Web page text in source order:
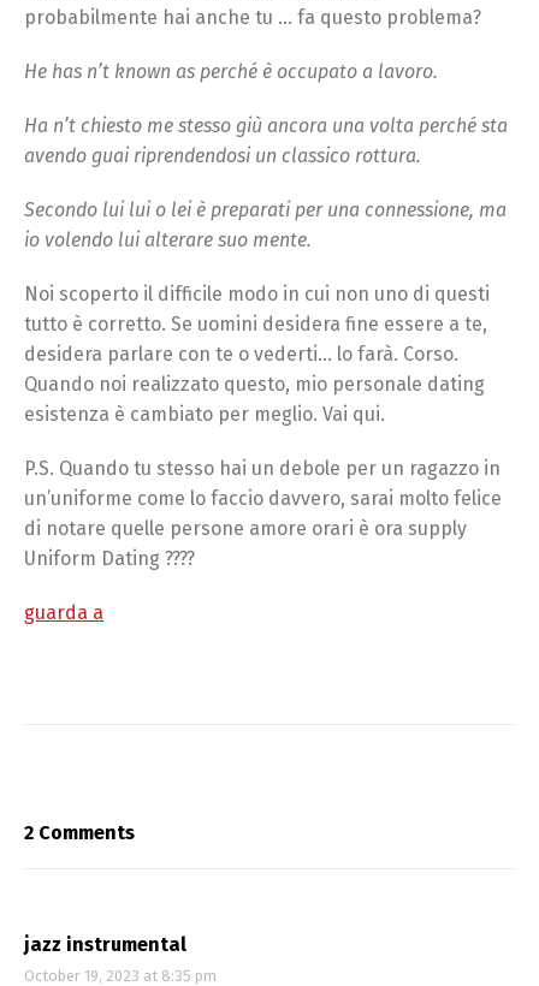
probabilmente hai anche tu … fa questo problema?
He has n’t known as perché è occupato a lavoro.
Ha n’t chiesto me stesso giù ancora una volta perché sta
avendo guai riprendendosi un classico rottura.
Secondo lui lui o lei è preparati per una connessione, ma
io volendo lui alterare suo mente.
Noi scoperto il difficile modo in cui non uno di questi
tutto è corretto. Se uomini desidera fine essere a te,
desidera parlare con te o vederti… lo farà. Corso.
Quando noi realizzato questo, mio personale dating
esistenza è cambiato per meglio. Vai qui.
P.S. Quando tu stesso hai un debole per un ragazzo in
un’uniforme come lo faccio davvero, sarai molto felice
di notare quelle persone amore orari è ora supply
Uniform Dating ????
guarda a
2 Comments
jazz instrumental
October 19, 2023 at 8:35 pm